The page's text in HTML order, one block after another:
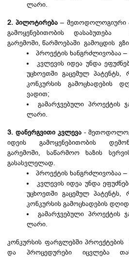
ლარი.
2. პილოტირება– მეთოდოლოგიური
გამოყენებითობის
გარემოში, წარმოებაში გამოცდის
პროექტის ხანგრძლივობაა
კვლევის იდეა უნდა
უცხოეთში გაცემულ პატენტს,
კონკურსის გამოცხადების
ვადით;
გამარჯვებული პროექტის
ლარი.
3. დანერგვითი კვლევა -
იდეის გამოყენებითობის
გარემოში, საწარმოო ხაზის
გასასვლელად.
პროექტის ხანგრძლივობაა
კვლევის იდეა უნდა
უცხოეთში გაცემულ პატენტს,
კონკურსის გამოცხადების
გამარჯვებული პროექტის
ლარი.
კონკურსის ფარგლებში პროექტების
და პროცედურები იცვლება